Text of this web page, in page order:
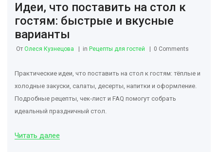
Идеи, что поставить на стол к
гостям: быстрые и вкусные
варианты
От Олеся Кузнецова in Рецепты для гостей 0 Comments
Практические идеи, что поставить на стол к гостям: тёплые и
холодные закуски, салаты, десерты, напитки и оформление.
Подробные рецепты, чек‑лист и FAQ помогут собрать
идеальный праздничный стол.
Читать далее